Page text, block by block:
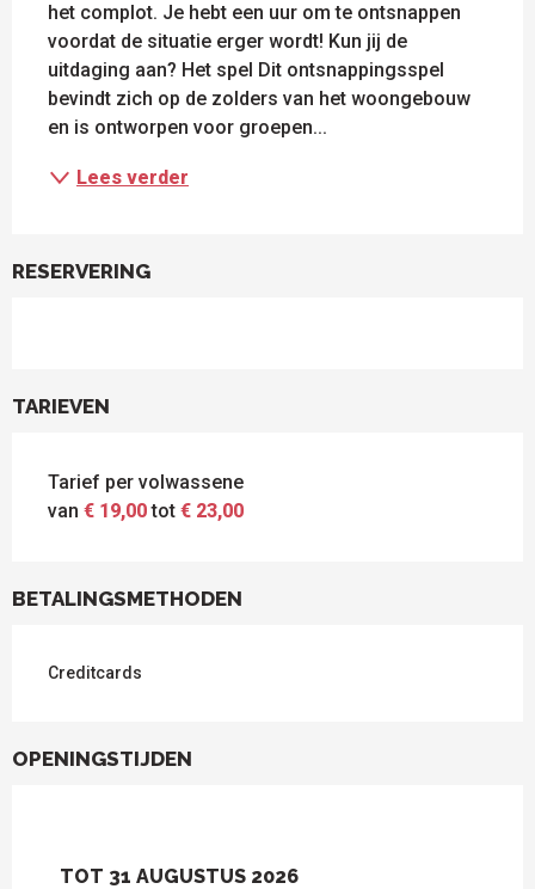
het complot. Je hebt een uur om te ontsnappen
voordat de situatie erger wordt! Kun jij de
uitdaging aan? Het spel Dit ontsnappingsspel
bevindt zich op de zolders van het woongebouw
en is ontworpen voor groepen...
Lees verder
RESERVERING
TARIEVEN
Tarief per volwassene
van € 19,00tot € 23,00
BETALINGSMETHODEN
Creditcards
OPENINGSTIJDEN
TOT 31 AUGUSTUS 2026